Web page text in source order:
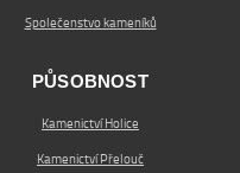
Společenstvo kameníků
PŮSOBNOST
Kamenictví Holice
Kamenictví Přelouč